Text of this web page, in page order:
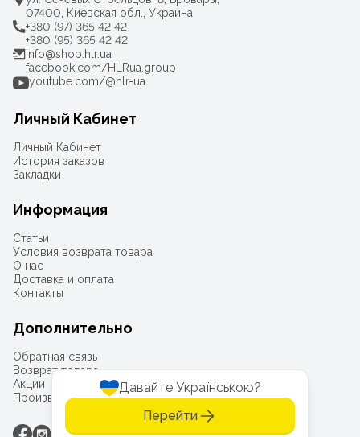
Давайте Українською?
Перейти
07400, Киевская обл., Украина
+380 (97) 365 42 42
+380 (95) 365 42 42
info@shop.hlr.ua
facebook.com/HLRua.group
youtube.com/@hlr-ua
Личный Кабинет
Личный Кабинет
История заказов
Закладки
Информация
Статьи
Условия возврата товара
О нас
Доставка и оплата
Контакты
Дополнительно
Обратная связь
Возврат товара
Акции
Производители